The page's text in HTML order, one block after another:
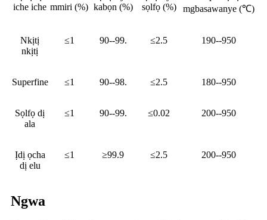
iche iche mmiri (%) kabọn (%)
sọlfọ (%)
mgbasawanye (℃)
Nkịtị
nkịtị
≤1 90--99. ≤2.5 190--950
Superfine ≤1 90--98. ≤2.5 180--950
Sọlfọ dị
ala
≤1 90--99. ≤0.02 200--950
Ịdị ọcha
dị elu
≤1 ≥99.9 ≤2.5 200--950
Ngwa